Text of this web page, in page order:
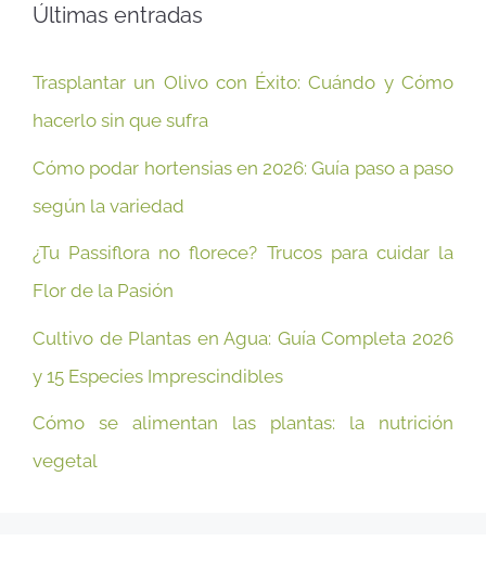
Últimas entradas
Trasplantar un Olivo con Éxito: Cuándo y Cómo
hacerlo sin que sufra
Cómo podar hortensias en 2026: Guía paso a paso
según la variedad
¿Tu Passiflora no florece? Trucos para cuidar la
Flor de la Pasión
Cultivo de Plantas en Agua: Guía Completa 2026
y 15 Especies Imprescindibles
Cómo se alimentan las plantas: la nutrición
vegetal